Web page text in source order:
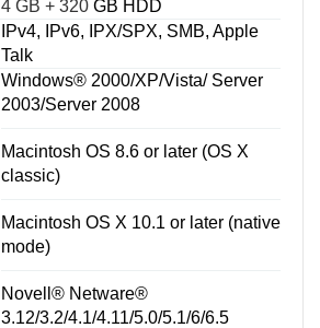
4 GB + 320 GB HDD
IPv4, IPv6, IPX/SPX, SMB, Apple
Talk
Windows® 2000/XP/Vista/ Server
2003/Server 2008
Macintosh OS 8.6 or later (OS X
classic)
Macintosh OS X 10.1 or later (native
mode)
Novell® Netware®
3.12/3.2/4.1/4.11/5.0/5.1/6/6.5